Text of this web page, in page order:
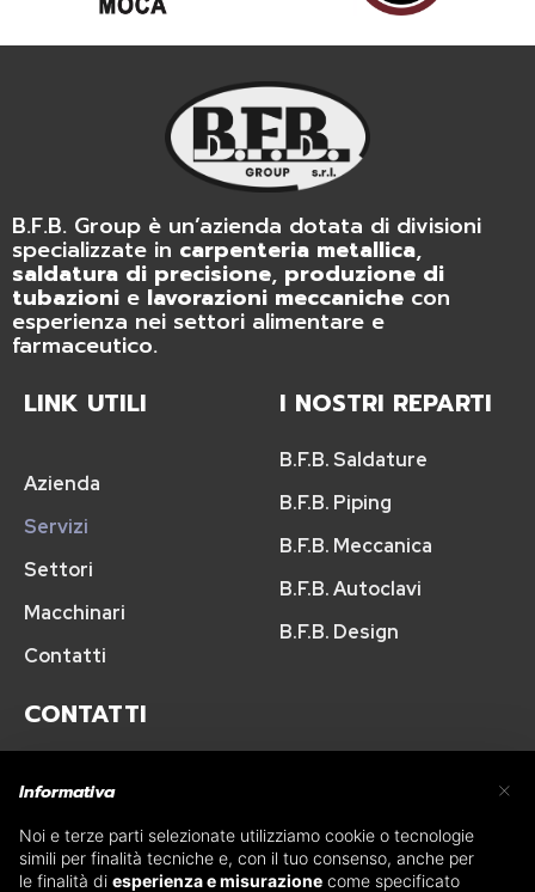
B.F.B. Group è un’azienda dotata di divisioni
specializzate in carpenteria metallica,
saldatura di precisione, produzione di
tubazioni e lavorazioni meccaniche con
esperienza nei settori alimentare e
farmaceutico.
LINK UTILI
Azienda
Servizi
Settori
Macchinari
Contatti
I NOSTRI REPARTI
B.F.B. Saldature
B.F.B. Piping
B.F.B. Meccanica
B.F.B. Autoclavi
B.F.B. Design
CONTATTI
+39 0525 421673
×
Informativa
Noi e terze parti selezionate utilizziamo cookie o tecnologie
simili per finalità tecniche e, con il tuo consenso, anche per
le finalità di esperienza e misurazione come specificato